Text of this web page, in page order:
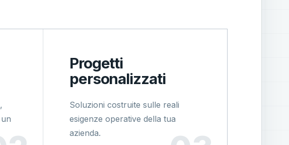
Progetti
personalizzati
Soluzioni costruite sulle reali
esigenze operative della tua
azienda.